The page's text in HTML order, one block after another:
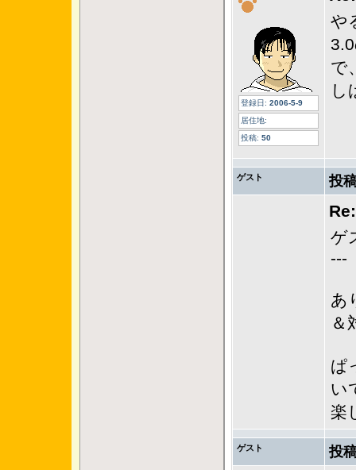
登録日: 2006-5-9
居住地:
投稿: 50
や
で
し
ゲスト 投
ゲ
---
あ
＆
ぱ
い
楽
ゲスト 投